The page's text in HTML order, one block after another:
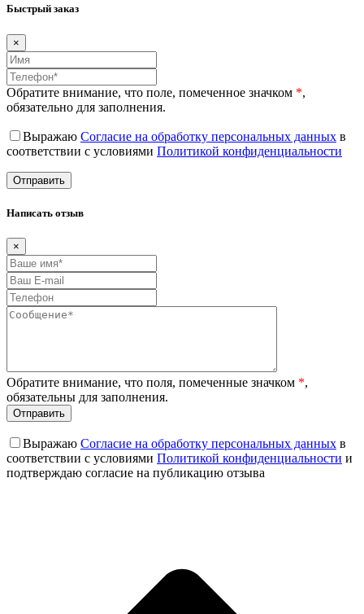
Быстрый заказ
×
Обратите внимание, что поле, помеченное значком *,
обязательно для заполнения.
Выражаю Согласие на обработку персональных данных в
соответствии с условиями Политикой конфиденциальности
Написать отзыв
×
Обратите внимание, что поля, помеченные значком *,
обязательны для заполнения.
Выражаю Согласие на обработку персональных данных в
соответствии с условиями Политикой конфиденциальности и
подтверждаю согласие на публикацию отзыва